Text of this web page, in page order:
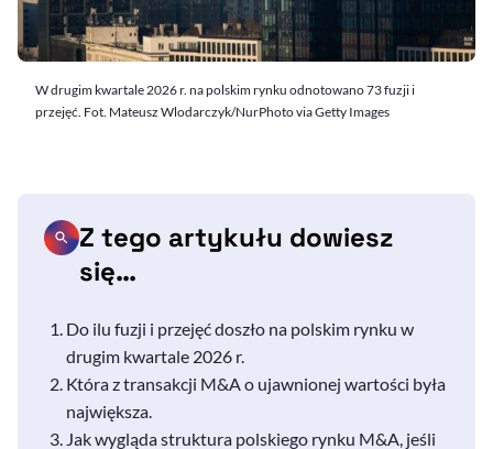
W drugim kwartale 2026 r. na polskim rynku odnotowano 73 fuzji i
przejęć. Fot. Mateusz Wlodarczyk/NurPhoto via Getty Images
Z tego artykułu dowiesz
się…
Do ilu fuzji i przejęć doszło na polskim rynku w
drugim kwartale 2026 r.
Która z transakcji M&A o ujawnionej wartości była
największa.
Jak wygląda struktura polskiego rynku M&A, jeśli